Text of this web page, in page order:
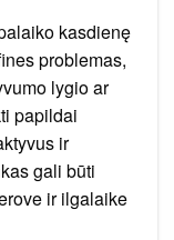
kasdienę
problemas,
lygio ar
papildai
ir
gali būti
ir ilgalaike